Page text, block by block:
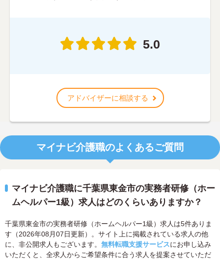
5.0
アドバイザーに相談する
マイナビ介護職のよくあるご質問
マイナビ介護職に千葉県東金市の実務者研修（ホー
ムヘルパー1級）求人はどのくらいありますか？
千葉県東金市の実務者研修（ホームヘルパー1級）求人は5件ありま
す（2026年08月07日更新）。サイト上に掲載されている求人の他
に、非公開求人もございます。 無料転職支援サービスにお申し込み
いただくと、全求人からご希望条件に合う求人を提案させていただ